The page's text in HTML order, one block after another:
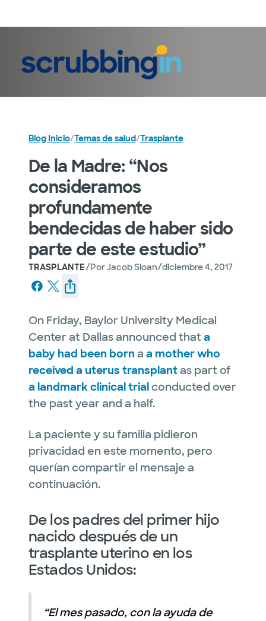
Blog Inicio/Temas de salud/Trasplante
De la Madre: “Nos
consideramos
profundamente
bendecidas de haber sido
parte de este estudio”
TRASPLANTE/PorJacob Sloan/diciembre 4, 2017
On Friday, Baylor University Medical
Center at Dallas announced thata
baby had been born a a mother who
received a uterus transplantas part of
a landmark clinical trialconducted over
the past year and a half.
La paciente y su familia pidieron
privacidad en este momento, pero
querían compartir el mensaje a
continuación.
De los padres del primer hijo
nacido después de un
trasplante uterino en los
Estados Unidos:
“El mes pasado, con la ayuda de